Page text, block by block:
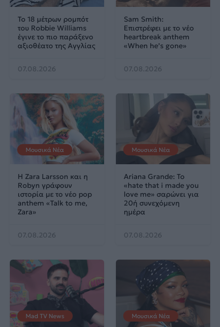
Το 18 μέτρων ρομπότ
του Robbie Williams
έγινε το πιο παράξενο
αξιοθέατο της Αγγλίας
07.08.2026
Sam Smith:
Επιστρέφει με το νέο
heartbreak anthem
«When he’s gone»
07.08.2026
Μουσικά Νέα
Η Zara Larsson και η
Robyn γράφουν
ιστορία με το νέο pop
anthem «Talk to me,
Zara»
07.08.2026
Μουσικά Νέα
Ariana Grande: Το
«hate that i made you
love me» σαρώνει για
20ή συνεχόμενη
ημέρα
07.08.2026
Mad TV News Μουσικά Νέα